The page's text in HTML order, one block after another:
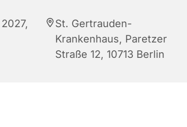
St. Gertrauden-
Krankenhaus, Paretzer
Straße 12, 10713 Berlin